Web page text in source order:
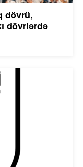
dövrü,
dövrlərdə